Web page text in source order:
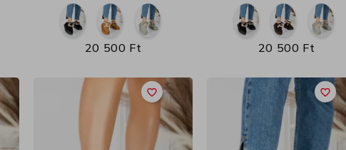
20 500 Ft 20 500 Ft
favorite_border favorite_border